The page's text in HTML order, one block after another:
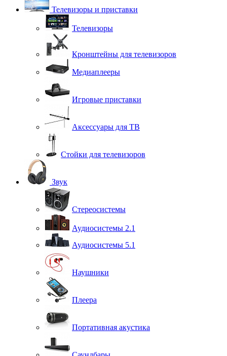
Телевизоры и приставки
Телевизоры
Кронштейны для телевизоров
Медиаплееры
Игровые приставки
Аксессуары для ТВ
Стойки для телевизоров
Звук
Стереосистемы
Аудиосистемы 2.1
Аудиосистемы 5.1
Наушники
Плеера
Портативная акустика